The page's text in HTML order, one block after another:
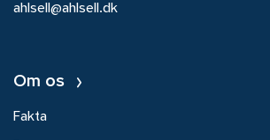
ahlsell@ahlsell.dk
Om os
Fakta